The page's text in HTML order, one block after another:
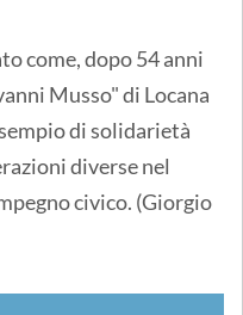
come, dopo 54 anni
Musso" di Locana
di solidarietà
diverse nel
civico. (Giorgio